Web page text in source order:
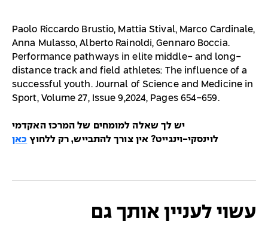
Paolo Riccardo Brustio, Mattia Stival, Marco Cardinale,
Anna Mulasso, Alberto Rainoldi, Gennaro Boccia.
Performance pathways in elite middle- and long-
distance track and field athletes: The influence of a
successful youth. Journal of Science and Medicine in
Sport, Volume 27, Issue 9,2024, Pages 654-659.
יש לך שאלה למומחים של המרכז האקדמי
לוינסקי-וינגייט? אין צורך להתבייש, רק ללחוץ כאן
עשוי לעניין אותך גם